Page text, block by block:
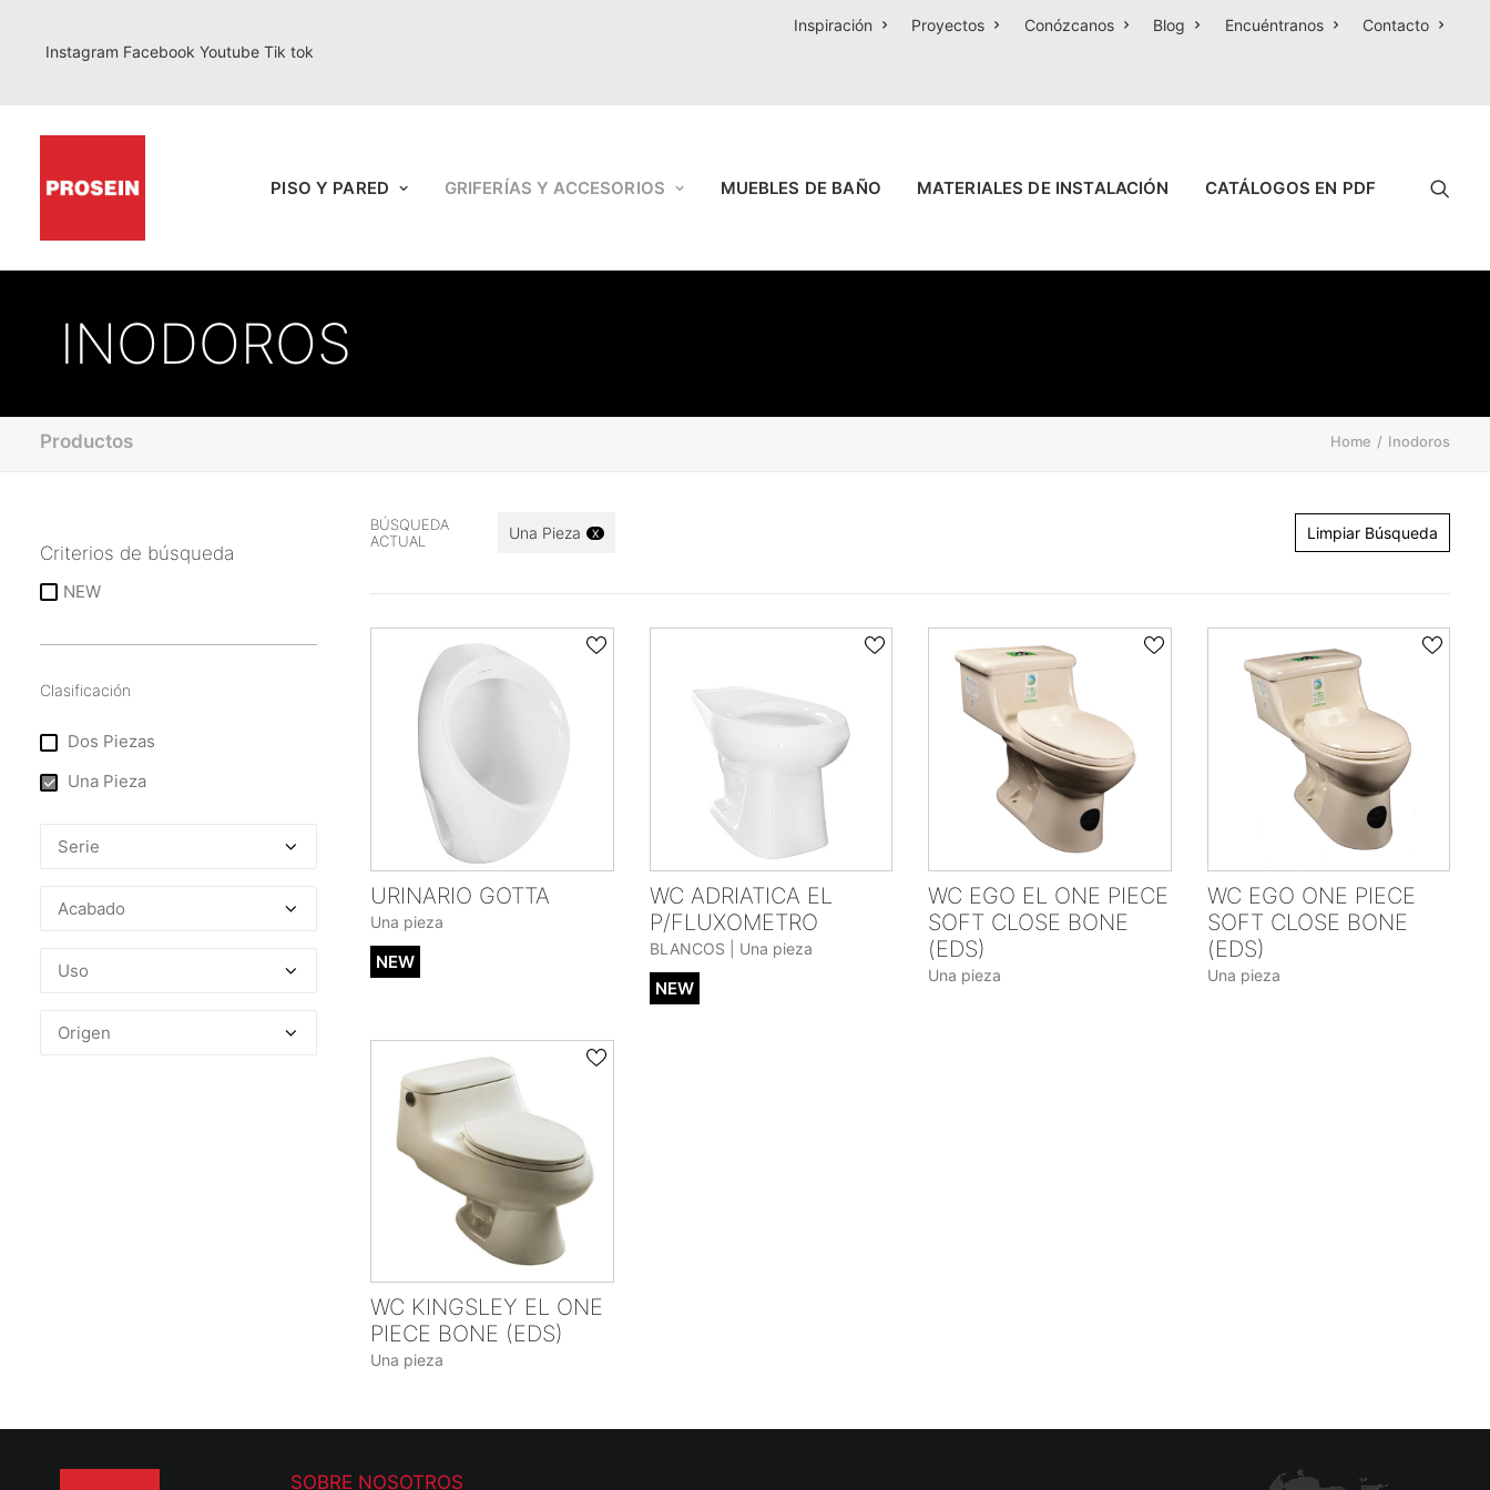
Instagram Facebook Youtube Tik tok
Inspiración Proyectos Conózcanos Blog Encuéntranos Contacto
PISO Y PARED GRIFERÍAS Y ACCESORIOS MUEBLES DE BAÑO MATERIALES DE INSTALACIÓN CATÁLOGOS EN PDF
INODOROS
Productos Home Inodoros
Criterios de búsqueda
NEW
Clasificación
Dos Piezas
Una Pieza
BÚSQUEDA
ACTUAL
Una Pieza X Limpiar Búsqueda
URINARIO GOTTA
Una pieza
NEW
WC ADRIATICA EL
P/FLUXOMETRO
BLANCOS | Una pieza
NEW
WC EGO EL ONE PIECE
SOFT CLOSE BONE
(EDS)
Una pieza
WC EGO ONE PIECE
SOFT CLOSE BONE
(EDS)
Una pieza
WC KINGSLEY EL ONE
PIECE BONE (EDS)
Una pieza
SOBRE NOSOTROS